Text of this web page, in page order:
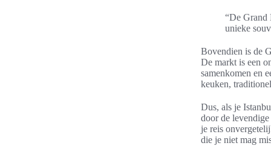
“De Grand
unieke
Bovendien is de
De markt is een
samenkomen en
keuken,
Dus, als je
door de
je reis
die je niet mag